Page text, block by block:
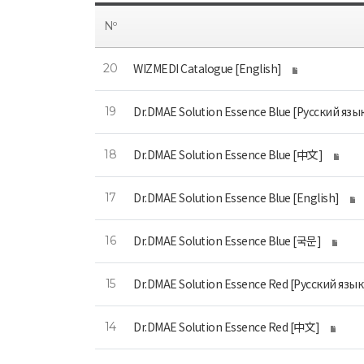
Nº
20 WIZMEDI Catalogue [English]
19 Dr.DMAE Solution Essence Blue [Русский
18 Dr.DMAE Solution Essence Blue [中文]
17 Dr.DMAE Solution Essence Blue [English]
16 Dr.DMAE Solution Essence Blue [국문]
15 Dr.DMAE Solution Essence Red [Русский
14 Dr.DMAE Solution Essence Red [中文]